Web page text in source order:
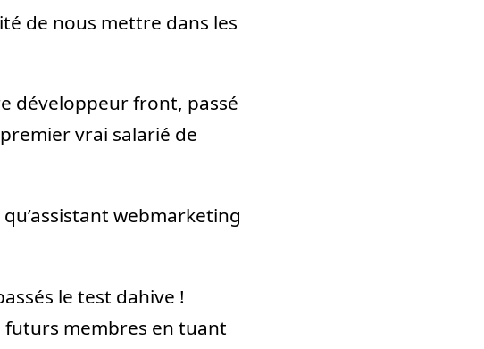
de nous mettre dans les
développeur front, passé
vrai salarié de
webmarketing
le test dahive !
futurs membres en tuant